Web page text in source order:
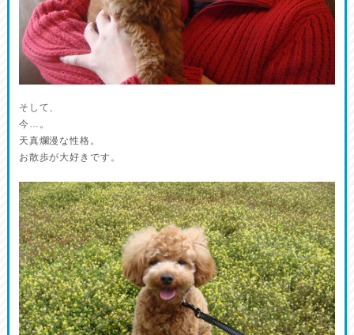
そして、
今…。
天真爛漫な性格。
お散歩が大好きです。